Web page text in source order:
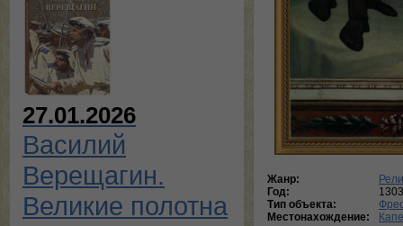
27.01.2026
Василий
Верещагин.
Великие полотна
Жанр:
Год:
Тип объекта:
Местонахождение: